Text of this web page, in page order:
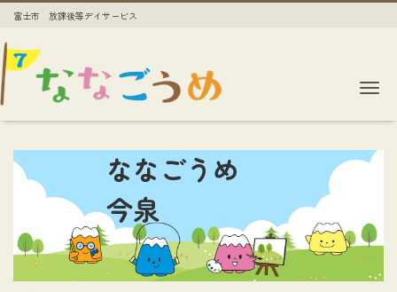
富士市 放課後等デイサービス
ななごうめ
今泉